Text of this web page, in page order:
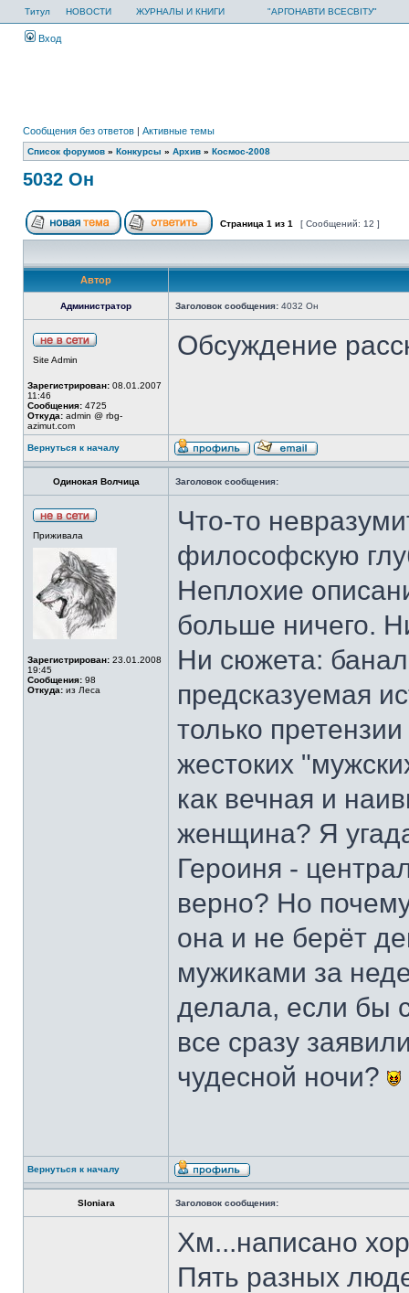
Титул НОВОСТИ ЖУРНАЛЫ И КНИГИ "АРГОНАВТИ ВСЕСВІТУ"
Вход
Сообщения без ответов | Активные темы
Список форумов » Конкурсы » Архив » Космос-2008
5032 Он
Страница 1 из 1 [ Сообщений: 12 ]
Автор
Администратор Заголовок сообщения: 4032 Он
Site Admin
Зарегистрирован: 08.01.2007
11:46
Сообщения: 4725
Откуда: admin @ rbg-
azimut.com
Обсуждение
Вернуться к началу
Одинокая Волчица Заголовок сообщения:
Приживала
Зарегистрирован: 23.01.2008
19:45
Сообщения: 98
Откуда: из Леса
Что-то
философскую
Неплохие
больше ничего.
Ни сюжета:
предсказуемая
только
жестоких
как вечная и
женщина? Я
Героиня -
верно? Но
она и не берёт
мужиками за
делала, если бы
все сразу
чудесной ночи?
Вернуться к началу
Sloniara Заголовок сообщения:
Хм...написано
Пять разных